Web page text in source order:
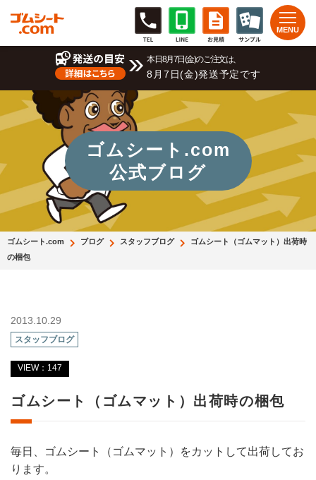
本日8月7日(金)のご注文は、
8月7日(金)発送予定です
ゴムシート.com
公式ブログ
ゴムシート.com ブログ スタッフブログ
ゴムシート（ゴムマット）出荷時
の梱包
2013.10.29
スタッフブログ
VIEW：147
ゴムシート（ゴムマット）出荷時の梱包
毎日、ゴムシート（ゴムマット）をカットして出荷してお
ります。